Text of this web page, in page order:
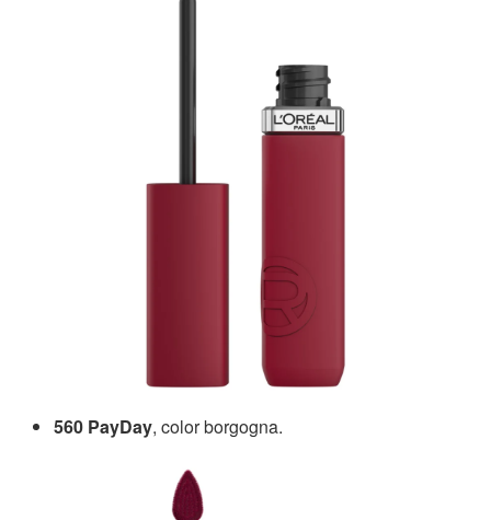
560 PayDay, color borgogna.